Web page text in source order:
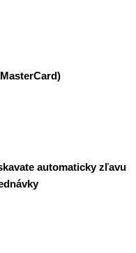
automaticky zľavu